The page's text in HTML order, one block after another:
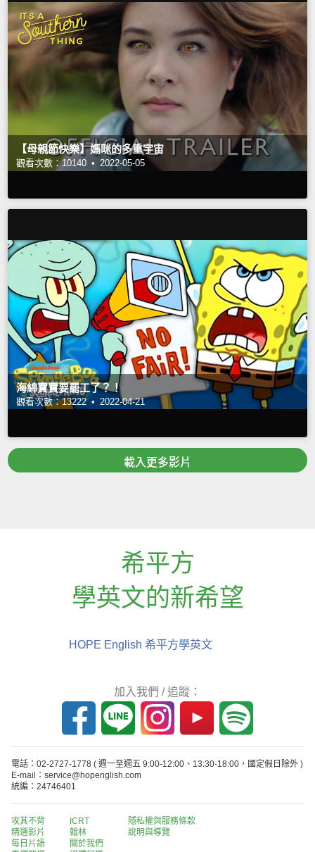
【母親節快樂】媽咪的多重宇宙
觀看次數：10140 • 2022-05-05
海綿寶寶要罷工了？！
觀看次數：13222 • 2022-04-21
載入更多影片
希平方
學英文的新希望
HOPE English 希平方學英文
加入我們 / 追蹤：
電話：02-2727-1778 ( 週一至週五 9:00-12:00、13:30-18:00，國定假日除外 )
E-mail：service@hopenglish.com
統編：24746401
攻其不背
精選影片
每日片語
ICRT
翰林
關於我們
隱私權與服務條款
說明與導覽